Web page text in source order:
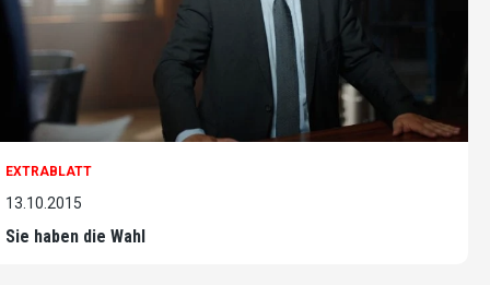
EXTRABLATT
13.10.2015
Sie haben die Wahl